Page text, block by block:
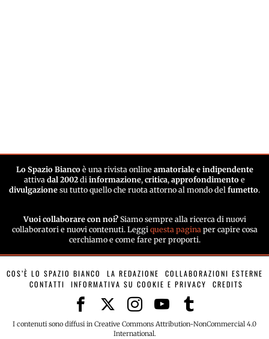
Lo Spazio Biancoè una rivista online amatoriale e indipendente
attiva dal 2002 di informazione, critica, approfondimento e
divulgazione su tutto quello che ruota attorno al mondo del fumetto.
Vuoi collaborare con noi? Siamo sempre alla ricerca di nuovi
collaboratori e nuovi contenuti. Leggi questa paginaper capire cosa
cerchiamo e come fare per proporti.
COS’È LO SPAZIO BIANCO LA REDAZIONE
COLLABORAZIONI ESTERNE
CONTATTI
INFORMATIVA SU COOKIE E PRIVACY CREDITS
I contenuti sono diffusi in Creative Commons Attribution-NonCommercial 4.0
International.